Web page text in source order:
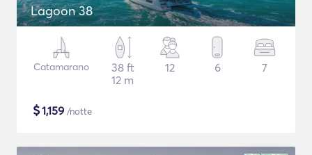
Lagoon 38
Catamarano
38 ft
12 m
12 6 7
$1,159 /notte